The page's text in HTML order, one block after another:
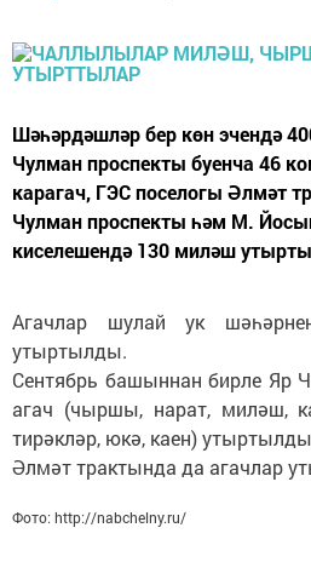
Шәһәрдәшләр бер көн эчендә
Чулман проспекты буенча 46
карагач, ГЭС поселогы Әлмәт
Чулман проспекты һәм М.
киселешендә 130 миләш
Агачлар шулай ук
утыртылды.
Сентябрь башыннан бирле Яр
агач (чыршы, нарат, миләш,
тирәкләр, юкә, каен)
Әлмәт трактында да агачлар
Фото: http://nabchelny.ru/